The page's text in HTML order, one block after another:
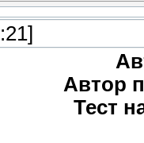
Автор
Тест